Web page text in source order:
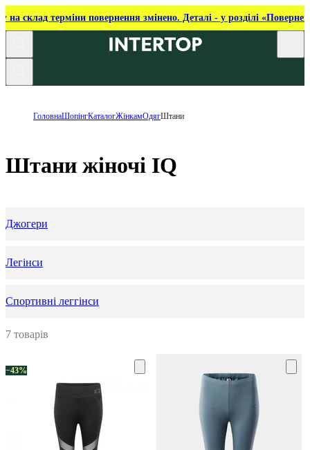
на склад терміни повернення змінено. Деталі - у розділі
ГоловнаШопінгКаталогЖінкамОдягШтани
Штани жіночі IQ
Джогери
Легінси
Спортивні леггінси
7 товарів
−43%